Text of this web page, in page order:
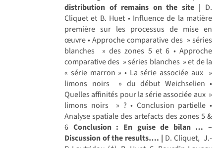
distribution of remains on the site | D.
Cliquet et B. Huet • Influence de la matière
première sur les processus de mise en
œuvre • Approche comparative des » séries
blanches » des zones 5 et 6 • Approche
comparative des » séries blanches » et de la
« série marron » • La série associée aux »
limons noirs » du début Weichselien •
Quelles affinités pour la série associée aux »
limons noirs » ? • Conclusion partielle •
Analyse spatiale des artefacts des zones 5 &
6 Conclusion : En guise de bilan … –
Discussion of the results…. | D. Cliquet, J.-